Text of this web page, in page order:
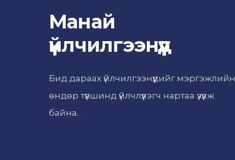
Манай
үйлчилгээнүүд
Бид дараах үйлчилгээнүүдийг мэргэжлийн
өндөр түвшинд үйлчлүүлэгч нартаа үзүүлж
байна.